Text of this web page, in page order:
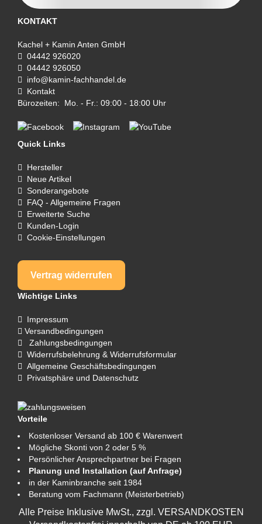
KONTAKT
Kachel + Kamin Anten GmbH
04442 926020
04442 926050
info@kamin-fachhandel.de
Kontakt
Bürozeiten: Mo. - Fr.: 09:00 - 18:00 Uhr
Quick Links
Hersteller
Neue Artikel
Sonderangebote
FAQ - Allgemeine Fragen
Erweiterte Suche
Kunden-Login
Cookie-Einstellungen
Vertrag widerrufen
Wichtige Links
Impressum
Versandbedingungen
Zahlungsbedingungen
Widerrufsbelehrung & Widerrufsformular
Allgemeine Geschäftsbedingungen
Privatsphäre und Datenschutz
Vorteile
Kostenloser Versand ab 100 € Warenwert
Mögliche Skonti von 2 oder 5 %
Persönlicher Ansprechpartner bei Fragen
Planung und Installation (auf Anfrage)
in der Kaminbranche seit 1984
Beratung vom Fachmann (Meisterbetrieb)
Alle Preise Inklusive MwSt., zzgl. VERSANDKOSTEN